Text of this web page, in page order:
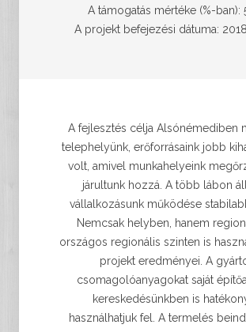
A támogatás mértéke (%-ban):
A projekt befejezési dátuma:
A fejlesztés célja Alsónémediben
telephelyünk, erőforrásaink jobb
volt, amivel munkahelyeink
járultunk hozzá. A több lábon
vállalkozásunk működése
Nemcsak helyben, hanem
országos regionális szinten is
projekt eredményei. A
csomagolóanyagokat saját
kereskedésünkben is
használhatjuk fel. A termelés